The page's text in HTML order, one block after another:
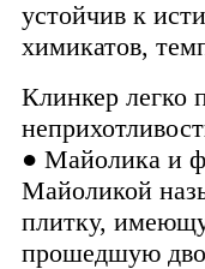
устойчив к
химикатов,
Клинкер легко
● Майолика и
Майоликой
плитку,
прошедшую